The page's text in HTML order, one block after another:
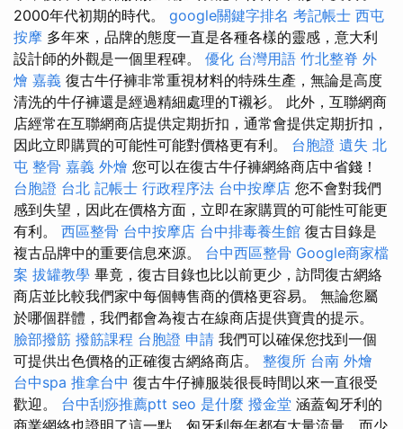
2000年代初期的時代。 google關鍵字排名 考記帳士 西屯
按摩 多年來，品牌的態度一直是各種各樣的靈感，意大利
設計師的外觀是一個里程碑。 優化 台灣用語 竹北整脊 外
燴 嘉義 復古牛仔褲非常重視材料的特殊生產，無論是高度
清洗的牛仔褲還是經過精細處理的T襯衫。 此外，互聯網商
店經常在互聯網商店提供定期折扣，通常會提供定期折扣，
因此立即購買的可能性可能對價格更有利。 台胞證 遺失 北
屯 整骨 嘉義 外燴 您可以在復古牛仔褲網絡商店中省錢！
台胞證 台北 記帳士 行政程序法 台中按摩店 您不會對我們
感到失望，因此在價格方面，立即在家購買的可能性可能更
有利。 西區整骨 台中按摩店 台中排毒養生館 復古目錄是
複古品牌中的重要信息來源。 台中西區整骨 Google商家檔
案 拔罐教學 畢竟，復古目錄也比以前更少，訪問復古網絡
商店並比較我們家中每個轉售商的價格更容易。 無論您屬
於哪個群體，我們都會為複古在線商店提供寶貴的提示。
臉部撥筋 撥筋課程 台胞證 申請 我們可以確保您找到一個
可提供出色價格的正確復古網絡商店。 整復所 台南 外燴
台中spa 推拿台中 復古牛仔褲服裝很長時間以來一直很受
歡迎。 台中刮痧推薦ptt seo 是什麼 撥金堂 涵蓋匈牙利的
商業網絡也證明了這一點，匈牙利每年都有大量流量，而少